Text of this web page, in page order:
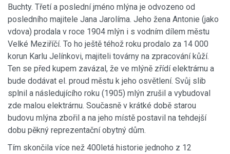
Buchty. Třetí a poslední jméno mlýna je odvozeno od
posledního majitele Jana Jarolíma. Jeho žena Antonie (jako
vdova) prodala v roce 1904 mlýn i s vodním dílem městu
Velké Meziříčí. To ho ještě téhož roku prodalo za 14 000
korun Karlu Jelínkovi, majiteli továrny na zpracování kůží.
Ten se před kupem zavázal, že ve mlýně zřídí elektrárnu a
bude dodávat el. proud městu k jeho osvětlení. Svůj slib
splnil a následujícího roku (1905) mlýn zrušil a vybudoval
zde malou elektrárnu. Současně v krátké době starou
budovu mlýna zbořil a na jeho místě postavil na tehdejší
dobu pěkný reprezentační obytný dům.
Tím skončila více než 400letá historie jednoho z 12